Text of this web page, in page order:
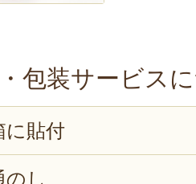
包装サービス
に貼付
のし